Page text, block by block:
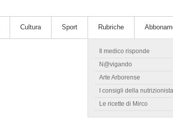
Cultura Sport Rubriche
Il medico risponde
N@vigando
Arte Arborense
I consigli della nutrizionista
Le ricette di Mirco